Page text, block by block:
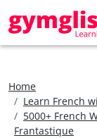
Home
Learn French
5000+ French
Frantastique